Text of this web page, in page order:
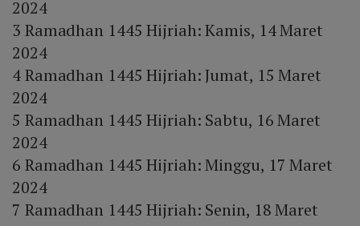
2024
3 Ramadhan 1445 Hijriah: Kamis, 14 Maret
2024
4 Ramadhan 1445 Hijriah: Jumat, 15 Maret
2024
5 Ramadhan 1445 Hijriah: Sabtu, 16 Maret
2024
6 Ramadhan 1445 Hijriah: Minggu, 17 Maret
2024
7 Ramadhan 1445 Hijriah: Senin, 18 Maret